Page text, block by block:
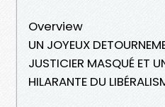
Overview
UN JOYEUX
JUSTICIER MASQUÉ ET
HILARANTE DU